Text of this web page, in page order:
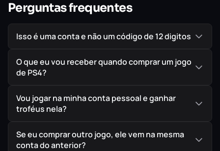
IMPORTANTE!Todos os jogos são ORIGINAIS comprados
diretamente na PlayStation Store, a Loja Oficial da Sony,
garantindo assim a melhor procedência possível para
seu jogo em mídia digital.
Perguntas frequentes
Isso é uma conta e não um código de 12 digitos
O que eu vou receber quando comprar um jogo
de PS4?
Vou jogar na minha conta pessoal e ganhar
troféus nela?
Se eu comprar outro jogo, ele vem na mesma
conta do anterior?